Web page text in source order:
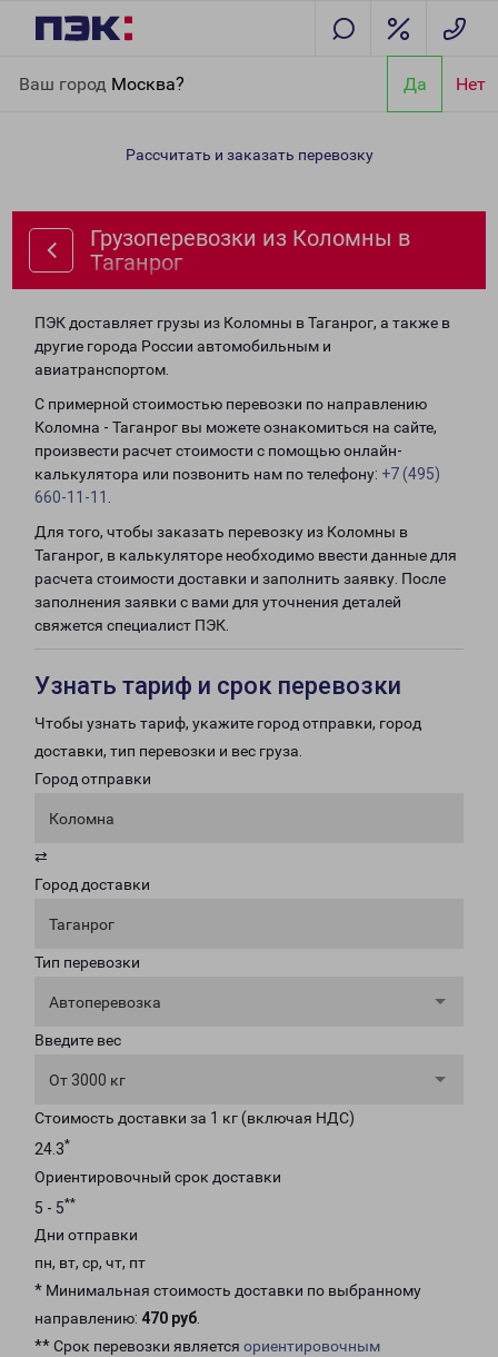
Ваш город Москва? Да Нет
Таганрог
Рассчитать и заказать перевозку
Грузоперевозки из Коломны в
Таганрог
ПЭК доставляет грузы из Коломны в Таганрог, а также в
другие города России автомобильным и
авиатранспортом.
С примерной стоимостью перевозки по направлению
Коломна - Таганрог вы можете ознакомиться на сайте,
произвести расчет стоимости с помощью онлайн-
калькулятора или позвонить нам по телефону: +7 (495)
660-11-11
Для того, чтобы заказать перевозку из Коломны в
Таганрог, в калькуляторе необходимо ввести данные для
расчета стоимости доставки и заполнить заявку. После
заполнения заявки с вами для уточнения деталей
свяжется специалист ПЭК.
Узнать тариф и срок перевозки
Чтобы узнать тариф, укажите город отправки, город
доставки, тип перевозки и вес груза.
Город отправки
Коломна
⇄
Город доставки
Таганрог
Тип перевозки
Автоперевозка
Введите вес
От 3000 кг
Стоимость доставки за 1 кг (включая НДС)
24.3*
Ориентировочный срок доставки
5 - 5**
Дни отправки
пн, вт, ср, чт, пт
* Минимальная стоимость доставки по выбранному
направлению: 470 руб.
** Срок перевозки является ориентировочным